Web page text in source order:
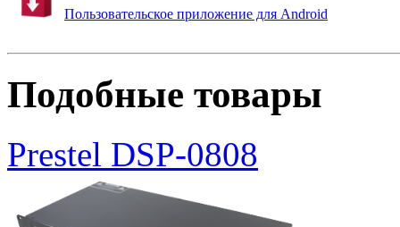
Пользовательское приложение для Android
Подобные товары
Prestel DSP-0808